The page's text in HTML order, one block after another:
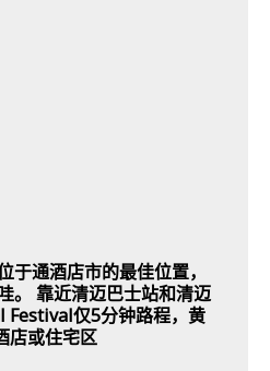
于通酒店市的最佳位置，
。 靠近清迈巴士站和清迈
Festival仅5分钟路程，黄
店或住宅区